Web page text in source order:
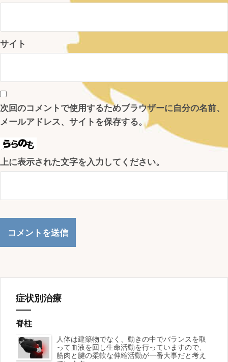
サイト
次回のコメントで使用するためブラウザーに自分の名前、
メールアドレス、サイトを保存する。
上に表示された文字を入力してください。
症状別治療
脊柱
人体は建築物でなく、動きの中でバランスを取
って血液を回し生命活動を行っていますので、
筋肉と腱の柔軟な伸縮活動が一番大事だと考え